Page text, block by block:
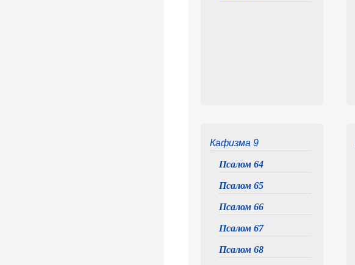
Кафизма 9
Псалом 64
Псалом 65
Псалом 66
Псалом 67
Псалом 68